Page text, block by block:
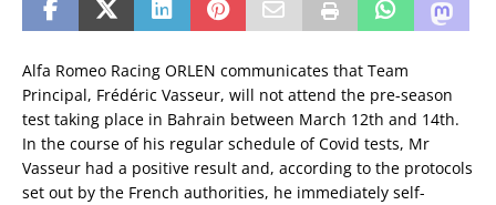
Alfa Romeo Racing ORLEN communicates that Team
Principal, Frédéric Vasseur, will not attend the pre-season
test taking place in Bahrain between March 12th and 14th.
In the course of his regular schedule of Covid tests, Mr
Vasseur had a positive result and, according to the protocols
set out by the French authorities, he immediately self-